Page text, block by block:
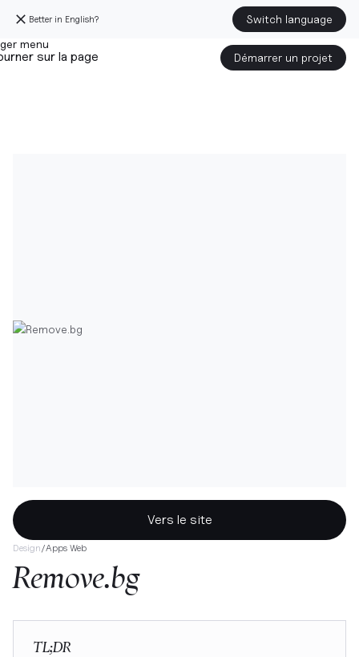
Better in English? Switch language
sur la page Démarrer un projet
Vers le site
Design/Apps Web
Remove.bg
TL;DR